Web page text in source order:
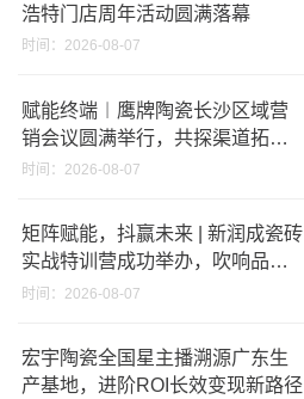
浩特门店周年活动圆满落幕
时间：2026-08-07
赋能终端︱鹰牌陶瓷长沙区域营
销会议圆满举行，共探渠道拓展
与门店升级新路径
时间：2026-08-07
矩阵赋能，抖赢未来 | 新润成瓷砖
实战特训营成功举办，吹响品牌
秋季营销冲锋号！
时间：2026-08-07
宏宇陶瓷全国星主播溯源广东生
产基地，进阶ROI长效变现新路径